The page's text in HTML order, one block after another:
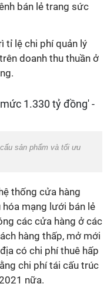
bán lẻ trang sức
tỉ lệ chi phí quản lý
doanh thu thuần ở
sản phẩm và tối ưu
thống cửa hàng
mạng lưới bán lẻ
các cửa hàng ở các
hàng thấp, mở mới
có chi phí thuê hấp
chi phí tái cấu trúc
nữa.